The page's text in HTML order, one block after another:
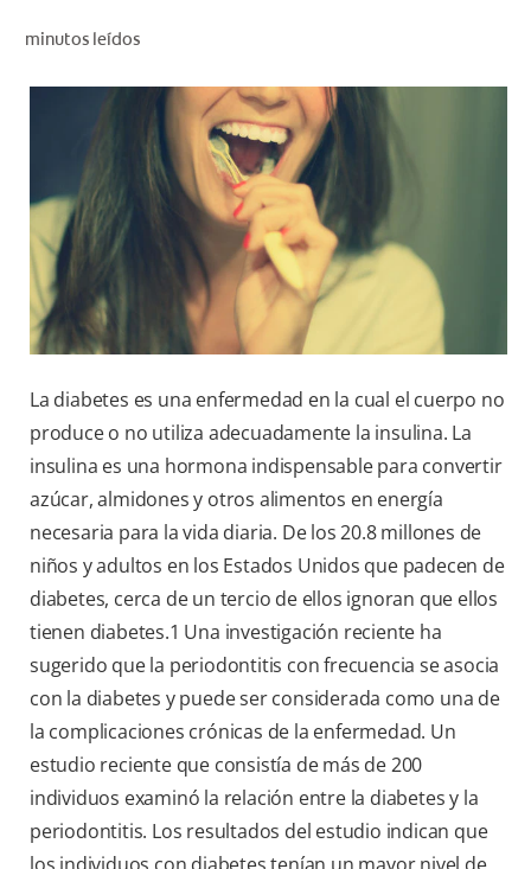
SUSCRÍBASE
minutos leídos
La diabetes es una enfermedad en la cual el cuerpo no
produce o no utiliza adecuadamente la insulina. La
insulina es una hormona indispensable para convertir
azúcar, almidones y otros alimentos en energía
necesaria para la vida diaria. De los 20.8 millones de
niños y adultos en los Estados Unidos que padecen de
diabetes, cerca de un tercio de ellos ignoran que ellos
tienen diabetes.1 Una investigación reciente ha
sugerido que la periodontitis con frecuencia se asocia
con la diabetes y puede ser considerada como una de
la complicaciones crónicas de la enfermedad. Un
estudio reciente que consistía de más de 200
individuos examinó la relación entre la diabetes y la
periodontitis. Los resultados del estudio indican que